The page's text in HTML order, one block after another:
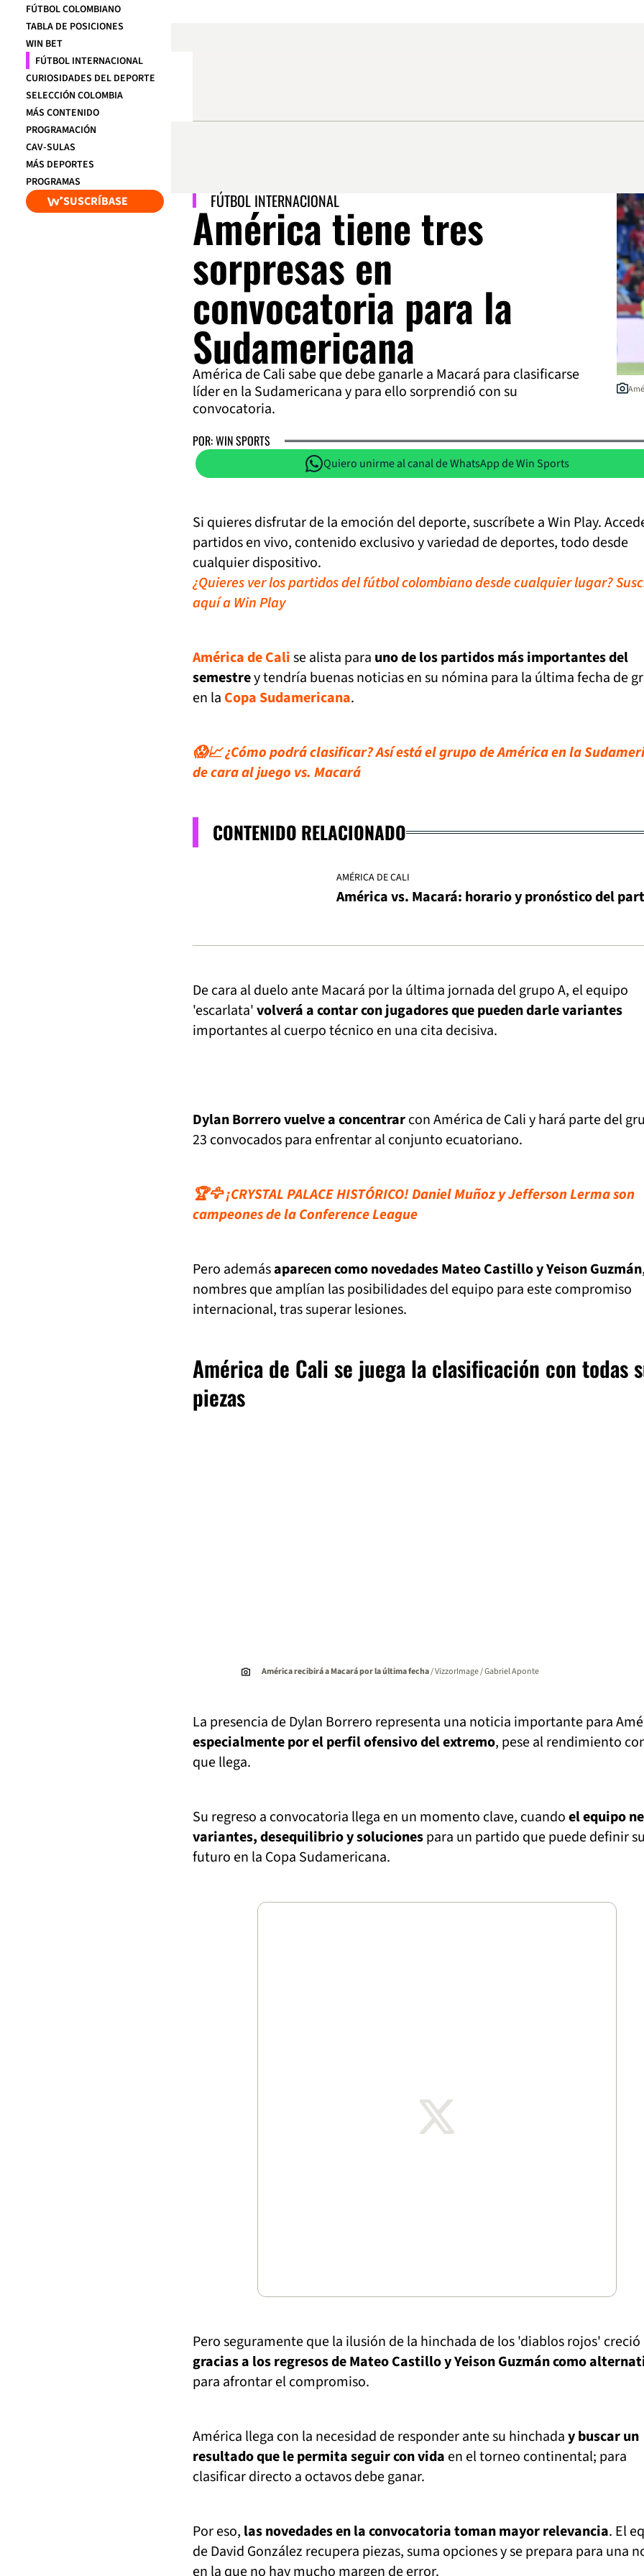
FÚTBOL COLOMBIANO
TABLA DE POSICIONES
WIN BET
FÚTBOL INTERNACIONAL
CURIOSIDADES DEL DEPORTE
SELECCIÓN COLOMBIA
MÁS CONTENIDO
PROGRAMACIÓN
CAV-SULAS
MÁS DEPORTES
PROGRAMAS
SUSCRÍBASE FÚTBOL INTERNACIONAL
América tiene tres
sorpresas en
convocatoria para la
Sudamericana
América de Cali sabe que debe ganarle a Macará para clasificarse
líder en la Sudamericana y para ello sorprendió con su
convocatoria.
POR: WIN SPORTS
Quiero unirme al canal de WhatsApp de Win Sports
Si quieres disfrutar de la emoción del deporte, suscríbete a Win Play.
partidos en vivo, contenido exclusivo y variedad de deportes, todo desde
cualquier dispositivo.
¿Quieres ver los partidos del fútbol colombiano desde cualquier lugar?
aquí a Win Play
América de Calise alista para uno de los partidos más importantes del
semestrey tendría buenas noticias en su nómina para la última fecha de
en la Copa Sudamericana.
😱📈 ¿Cómo podrá clasificar? Así está el grupo de América en la
de cara al juego vs. Macará
CONTENIDO RELACIONADO
AMÉRICA DE CALI
América vs. Macará: horario y pronóstico del
De cara al duelo ante Macará por la última jornada del grupo A, el equipo
'escarlata'volverá a contar con jugadores que pueden darle variantes
importantes al cuerpo técnico en una cita decisiva.
Dylan Borrero vuelve a concentrarcon América de Cali y hará parte del
23 convocados para enfrentar al conjunto ecuatoriano.
🏆🦅 ¡CRYSTAL PALACE HISTÓRICO! Daniel Muñoz y Jefferson Lerma son
campeones de la Conference League
Pero ademásaparecen como novedades Mateo Castillo y Yeison Guzmán
nombres que amplían las posibilidades del equipo para este compromiso
internacional, tras superar lesiones.
América de Cali se juega la clasificación con todas
piezas
América recibirá a Macará por la última fecha/ VizzorImage / Gabriel Aponte
La presencia de Dylan Borrero representa una noticia importante para
especialmente por el perfil ofensivo del extremo, pese al rendimiento
que llega.
Su regreso a convocatoria llega en un momento clave, cuandoel equipo
variantes, desequilibrio y solucionespara un partido que puede definir
futuro en la Copa Sudamericana.
Pero seguramente que la ilusión de la hinchada de los 'diablos rojos' creció
gracias a los regresos de Mateo Castillo y Yeison Guzmán como
para afrontar el compromiso.
América llega con la necesidad de responder ante su hinchaday buscar un
resultado que le permita seguir con vida en el torneo continental; para
clasificar directo a octavos debe ganar.
Por eso, las novedades en la convocatoria toman mayor relevancia. El
de David González recupera piezas, suma opciones y se prepara para una
en la que no hay mucho margen de error.